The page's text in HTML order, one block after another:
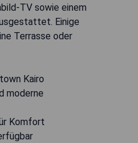
TV sowie einem
Einige
Terrasse oder
Kairo
moderne
Komfort